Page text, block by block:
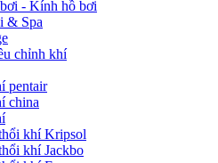
- Kính hồ bơi
& Spa
chỉnh khí
pentair
china
khí Kripsol
khí Jackbo